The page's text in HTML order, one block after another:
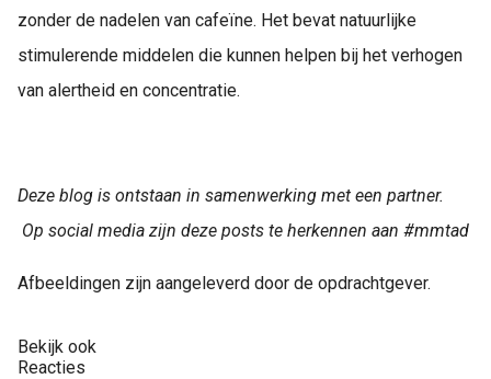
zonder de nadelen van cafeïne. Het bevat natuurlijke
stimulerende middelen die kunnen helpen bij het verhogen
van alertheid en concentratie.
Deze blog is ontstaan in samenwerking met een partner.
Op social media zijn deze posts te herkennen aan #mmtad
Afbeeldingen zijn aangeleverd door de opdrachtgever.
Bekijk ook
Reacties